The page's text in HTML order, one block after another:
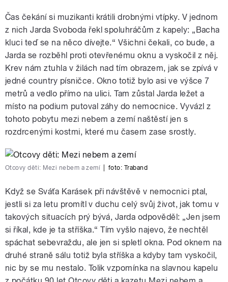
Čas čekání si muzikanti krátili drobnými vtípky. V jednom
z nich Jarda Svoboda řekl spoluhráčům z kapely: „Bacha
kluci teď se na něco dívejte.“ Všichni čekali, co bude, a
Jarda se rozběhl proti otevřenému oknu a vyskočil z něj.
Krev nám ztuhla v žilách nad tím obrazem, jak se zpívá v
jedné country písničce. Okno totiž bylo asi ve výšce 7
metrů a vedlo přímo na ulici. Tam zůstal Jarda ležet a
místo na podium putoval záhy do nemocnice. Vyvázl z
tohoto pobytu mezi nebem a zemí naštěstí jen s
rozdrcenými kostmi, které mu časem zase srostly.
Otcovy děti: Mezi nebem a zemí foto: Traband
Když se Sváťa Karásek při návštěvě v nemocnici ptal,
jestli si za letu promítl v duchu celý svůj život, jak tomu v
takových situacích prý bývá, Jarda odpověděl: „Jen jsem
si říkal, kde je ta stříška.“ Tím vyšlo najevo, že nechtěl
spáchat sebevraždu, ale jen si spletl okna. Pod oknem na
druhé straně sálu totiž byla stříška a kdyby tam vyskočil,
nic by se mu nestalo. Tolik vzpomínka na slavnou kapelu